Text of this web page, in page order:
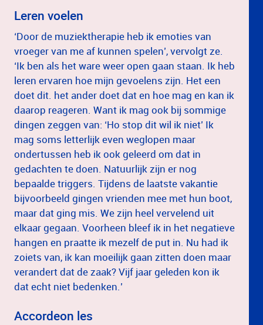
Leren voelen
‘Door de muziektherapie heb ik emoties van
vroeger van me af kunnen spelen’, vervolgt ze.
‘Ik ben als het ware weer open gaan staan. Ik heb
leren ervaren hoe mijn gevoelens zijn. Het een
doet dit. het ander doet dat en hoe mag en kan ik
daarop reageren. Want ik mag ook bij sommige
dingen zeggen van: ‘Ho stop dit wil ik niet’ Ik
mag soms letterlijk even weglopen maar
ondertussen heb ik ook geleerd om dat in
gedachten te doen. Natuurlijk zijn er nog
bepaalde triggers. Tijdens de laatste vakantie
bijvoorbeeld gingen vrienden mee met hun boot,
maar dat ging mis. We zijn heel vervelend uit
elkaar gegaan. Voorheen bleef ik in het negatieve
hangen en praatte ik mezelf de put in. Nu had ik
zoiets van, ik kan moeilijk gaan zitten doen maar
verandert dat de zaak? Vijf jaar geleden kon ik
dat echt niet bedenken.’
Accordeon les